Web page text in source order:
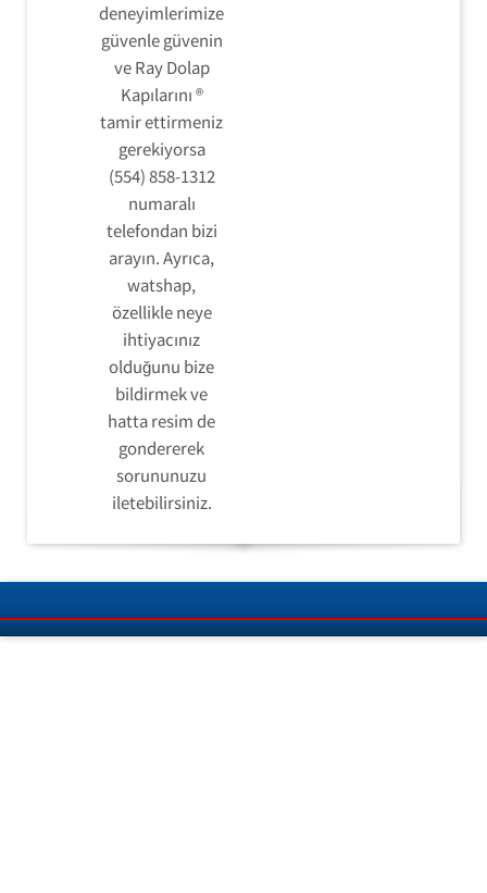
deneyimlerimize
güvenle güvenin
ve Ray Dolap
Kapılarını ®
tamir ettirmeniz
gerekiyorsa
(554) 858-1312
numaralı
telefondan bizi
arayın. Ayrıca,
watshap,
özellikle neye
ihtiyacınız
olduğunu bize
bildirmek ve
hatta resim de
gondererek
sorununuzu
iletebilirsiniz.